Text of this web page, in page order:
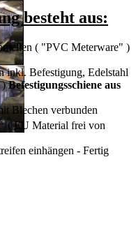
besteht aus:
( "PVC Meterware" )
inkl. Befestigung, Edelstahl
)Befestigungsschiene aus
Blechen verbunden
( EU Material frei von
einhängen - Fertig